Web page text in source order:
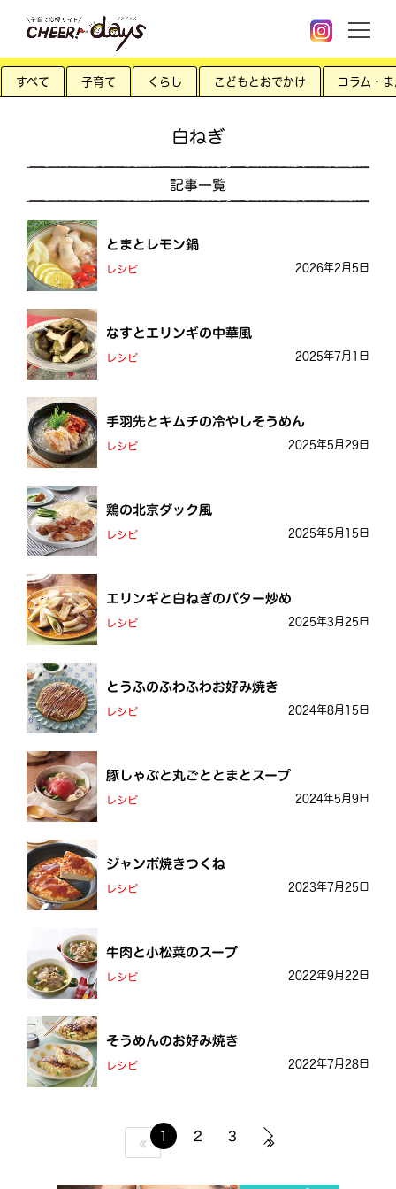
すべて 子育て くらし こどもとおでかけ コラム・
白ねぎ
記事一覧
とまとレモン鍋
レシピ 2026年2月5日
なすとエリンギの中華風
レシピ 2025年7月1日
手羽先とキムチの冷やしそうめん
レシピ 2025年5月29日
鶏の北京ダック風
レシピ 2025年5月15日
エリンギと白ねぎのバター炒め
レシピ 2025年3月25日
とうふのふわふわお好み焼き
レシピ 2024年8月15日
豚しゃぶと丸ごととまとスープ
レシピ 2024年5月9日
ジャンボ焼きつくね
レシピ 2023年7月25日
牛肉と小松菜のスープ
レシピ 2022年9月22日
そうめんのお好み焼き
レシピ 2022年7月28日
1 2 3